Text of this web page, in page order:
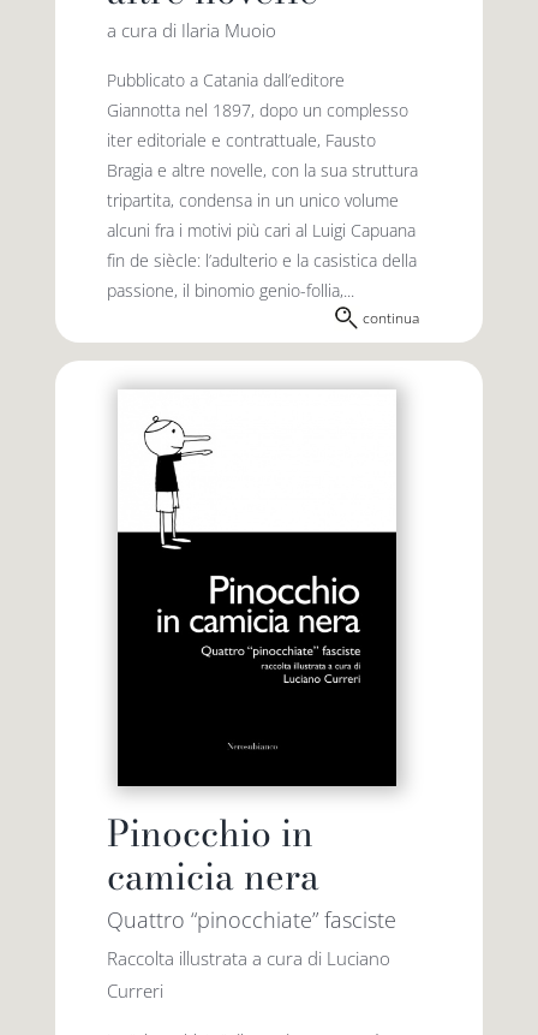
a cura di Ilaria Muoio
Pubblicato a Catania dall’editore
Giannotta nel 1897, dopo un complesso
iter editoriale e contrattuale, Fausto
Bragia e altre novelle, con la sua struttura
tripartita, condensa in un unico volume
alcuni fra i motivi più cari al Luigi Capuana
fin de siècle: l’adulterio e la casistica della
passione, il binomio genio-follia,...
continua
Pinocchio in
camicia nera
Quattro “pinocchiate” fasciste
Raccolta illustrata a cura di Luciano
Curreri